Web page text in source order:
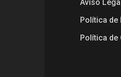
Aviso
Política de
Política de